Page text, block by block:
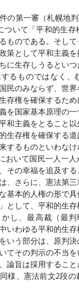
の第一審（札幌地判
ついて「平和的生
ものである。そし
策として平和主義
に生存しうるとい
るものではなく、
民のみならず、世
存権を確保するた
を国家基本原理の一
和主義をとること
生存権を確保する
するものといわなけ
おいて国民一人一人
その幸福を追及す
、さらに、憲法第
基本的人権の形で
として、平和的生
し、最高裁（最判
いわゆる平和的生
いう部分は、原判
てその判示の不当
論旨は採用すること
様、憲法前文2段